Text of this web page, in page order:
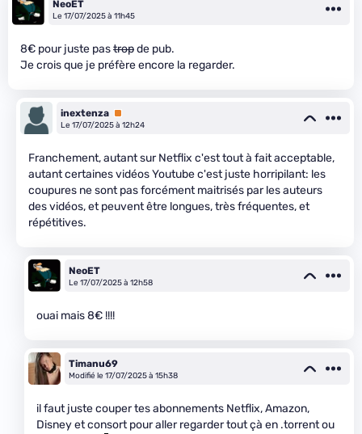
NeoET
Le 17/07/2025 à 11h45
8€ pour juste pastropde pub.
Je crois que je préfère encore la regarder.
inextenza Premium
Le 17/07/2025 à 12h24
Franchement, autant sur Netflix c'est tout à fait acceptable,
autant certaines vidéos Youtube c'est juste horripilant: les
coupures ne sont pas forcément maitrisés par les auteurs
des vidéos, et peuvent être longues, très fréquentes, et
répétitives.
NeoET
Le 17/07/2025 à 12h58
ouai mais 8€ !!!!
Timanu69
Modifié le 17/07/2025 à 15h38
il faut juste couper tes abonnements Netflix, Amazon,
Disney et consort pour aller regarder tout çà en .torrent ou